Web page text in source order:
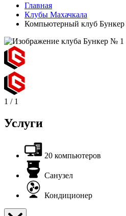
Главная
Клубы Махачкала
Компьютерный клуб Бункер
1 / 1
Услуги
20 компьютеров
Санузел
Кондиционер